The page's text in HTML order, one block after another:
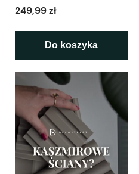
249,99 zł
Do koszyka